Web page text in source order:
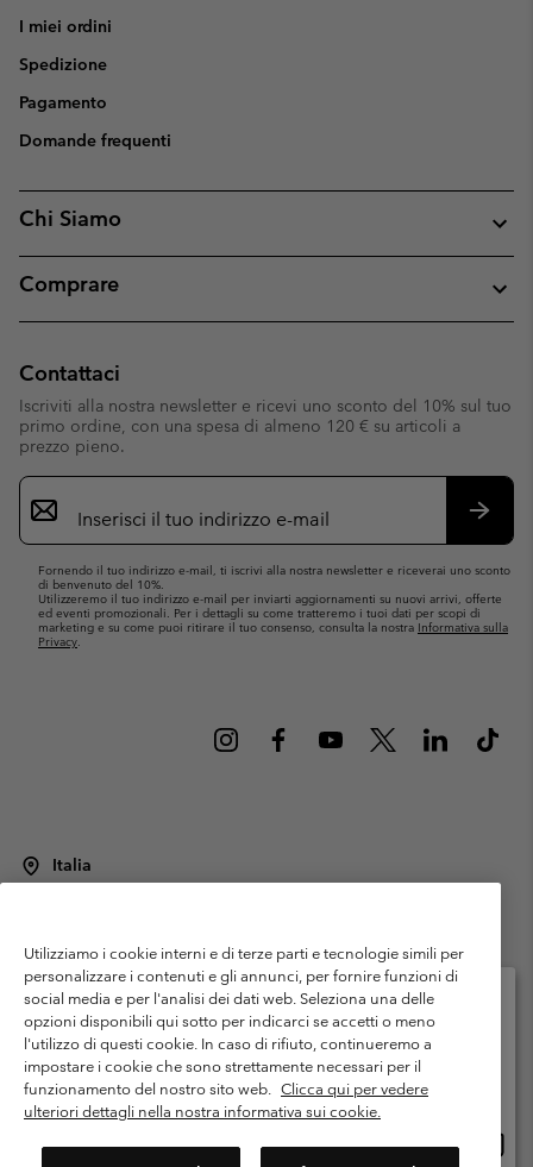
I miei ordini
Spedizione
Pagamento
Domande frequenti
Chi Siamo
Comprare
Contattaci
Iscriviti alla nostra newsletter e ricevi uno sconto del 10% sul tuo
primo ordine, con una spesa di almeno 120 € su articoli a
prezzo pieno.
Iscrizione
e-
mail
Fornendo il tuo indirizzo e-mail, ti iscrivi alla nostra newsletter e riceverai uno sconto
di benvenuto del 10%.
Utilizzeremo il tuo indirizzo e-mail per inviarti aggiornamenti su nuovi arrivi, offerte
ed eventi promozionali. Per i dettagli su come tratteremo i tuoi dati per scopi di
marketing e su come puoi ritirare il tuo consenso, consulta la nostra Informativa sulla
Privacy.
Italia
Termini di utilizzo
Condizioni Generali di Venditaa
Garanzia
Politica sulla privacy
Termini e condizioni del programma di membership
Condizioni di utilizzo dei contenuti generati dagli utenti
Impressum
Cookies
Public CBCR
Utilizziamo i cookie interni e di terze parti e tecnologie simili per
personalizzare i contenuti e gli annunci, per fornire funzioni di
social media e per l'analisi dei dati web. Seleziona una delle
opzioni disponibili qui sotto per indicarci se accetti o meno
l'utilizzo di questi cookie. In caso di rifiuto, continueremo a
impostare i cookie che sono strettamente necessari per il
funzionamento del nostro sito web. Clicca qui per vedere
ulteriori dettagli nella nostra informativa sui cookie.
Seleziona il paese di spedizione e la lingua
Shopping online disponibile